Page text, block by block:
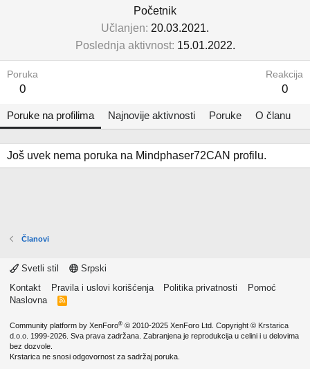
Početnik
Učlanjen 20.03.2021.
Poslednja aktivnost 15.01.2022.
Poruka
0
Reakcija
0
Poruke na profilima Najnovije aktivnosti Poruke O članu
Još uvek nema poruka na Mindphaser72CAN profilu.
Članovi
Svetli stil
Srpski
Kontakt
Pravila i uslovi korišćenja Politika privatnosti
Pomoć
Naslovna
R
Community platform by XenForo® © 2010-2025 XenForo Ltd. Copyright © Krstarica
d.o.o. 1999-2026. Sva prava zadržana. Zabranjena je reprodukcija u celini i u delovima
bez dozvole.
Krstarica ne snosi odgovornost za sadržaj poruka.